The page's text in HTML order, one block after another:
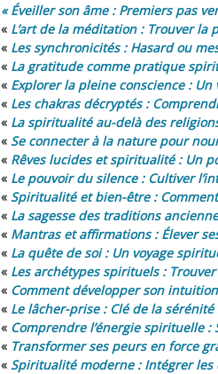
« Éveiller son âme : Premiers pas
« L’art de la méditation : Trouver
« Les synchronicités : Hasard ou
« La gratitude comme pratique
« Explorer la pleine conscience :
« Les chakras décryptés :
« La spiritualité au-delà des
« Se connecter à la nature pour
« Rêves lucides et spiritualité : Un
« Le pouvoir du silence : Cultiver
« Spiritualité et bien-être :
« La sagesse des traditions
« Mantras et affirmations : Élever
« La quête de soi : Un voyage
« Les archétypes spirituels :
« Comment développer son
« Le lâcher-prise : Clé de la
« Comprendre l’énergie spirituelle :
« Transformer ses peurs en force
« Spiritualité moderne : Intégrer